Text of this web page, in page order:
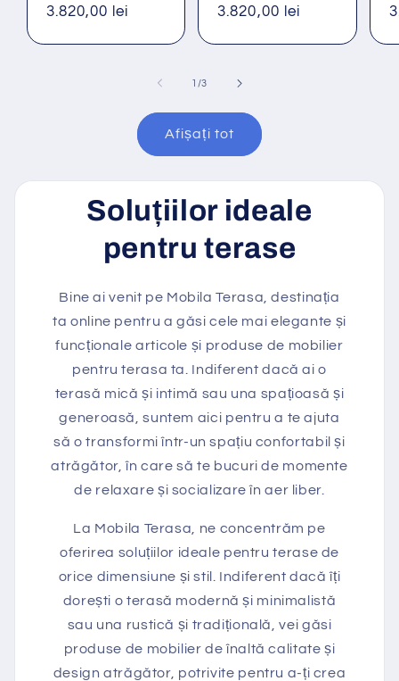
obișnuit
3.820,00 lei
obișnuit
3.820,00 lei
1 /din
3
Afișați tot
Soluțiilor ideale
pentru terase
Bine ai venit pe Mobila Terasa, destinația
ta online pentru a găsi cele mai elegante și
funcționale articole și produse de mobilier
pentru terasa ta. Indiferent dacă ai o
terasă mică și intimă sau una spațioasă și
generoasă, suntem aici pentru a te ajuta
să o transformi într-un spațiu confortabil și
atrăgător, în care să te bucuri de momente
de relaxare și socializare în aer liber.
La Mobila Terasa, ne concentrăm pe
oferirea soluțiilor ideale pentru terase de
orice dimensiune și stil. Indiferent dacă îți
dorești o terasă modernă și minimalistă
sau una rustică și tradițională, vei găsi
produse de mobilier de înaltă calitate și
design atrăgător, potrivite pentru a-ți crea